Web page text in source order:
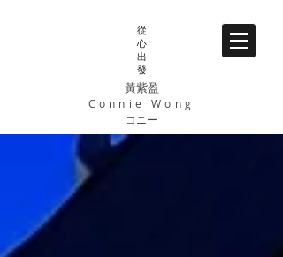
從
心
出
發
黃紫盈
Connie Wong
コニー